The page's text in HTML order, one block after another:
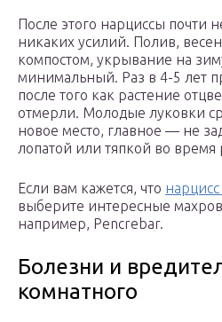
После этого нарциссы почти
никаких усилий. Полив,
компостом, укрывание на
минимальный. Раз в 4-5 лет
после того как растение
отмерли. Молодые луковки
новое место, главное — не
лопатой или тяпкой во время
Если вам кажется, что
выберите интересные
например, Pencrebar.
Болезни и
комнатного